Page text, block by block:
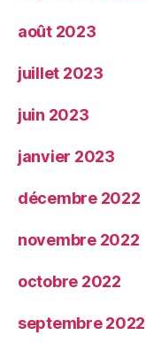
août 2023
juillet 2023
juin 2023
janvier 2023
décembre 2022
novembre 2022
octobre 2022
septembre 2022